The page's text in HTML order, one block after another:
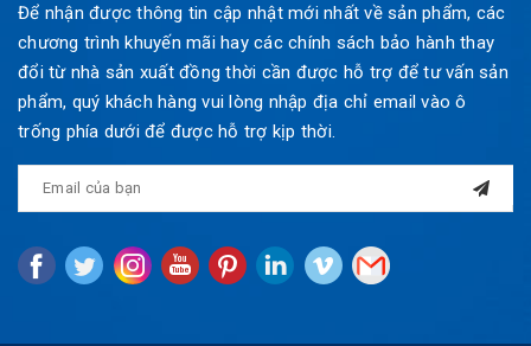
Để nhận được thông tin cập nhật mới nhất về sản phẩm, các
chương trình khuyến mãi hay các chính sách bảo hành thay
đổi từ nhà sản xuất đồng thời cần được hỗ trợ để tư vấn sản
phẩm, quý khách hàng vui lòng nhập địa chỉ email vào ô
trống phía dưới để được hỗ trợ kịp thời.